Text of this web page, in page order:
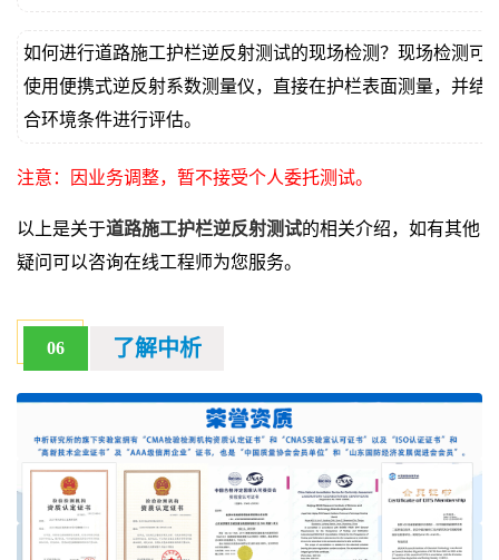
如何进行道路施工护栏逆反射测试的现场检测？现场检测可
使用便携式逆反射系数测量仪，直接在护栏表面测量，并结
合环境条件进行评估。
注意：因业务调整，暂不接受个人委托测试。
以上是关于道路施工护栏逆反射测试的相关介绍，如有其他
疑问可以咨询在线工程师为您服务。
06 了解中析